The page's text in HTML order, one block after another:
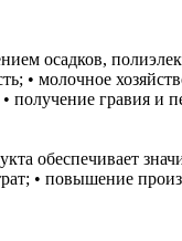
осадков,
• молочное
гравия и
обеспечивает
• повышение